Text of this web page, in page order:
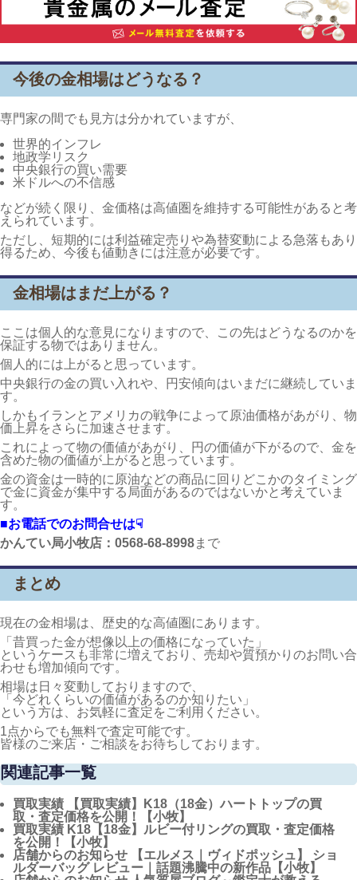
今後の金相場はどうなる？
専門家の間でも見方は分かれていますが、
世界的インフレ
地政学リスク
中央銀行の買い需要
米ドルへの不信感
などが続く限り、金価格は高値圏を維持する可能性があると考
えられています。
ただし、短期的には利益確定売りや為替変動による急落もあり
得るため、今後も値動きには注意が必要です。
金相場はまだ上がる？
ここは個人的な意見になりますので、この先はどうなるのかを
保証する物ではありません。
個人的には上がると思っています。
中央銀行の金の買い入れや、円安傾向はいまだに継続していま
す。
しかもイランとアメリカの戦争によって原油価格があがり、物
価上昇をさらに加速させます。
これによって物の価値があがり、円の価値が下がるので、金を
含めた物の価値が上がると思っています。
金の資金は一時的に原油などの商品に回りどこかのタイミング
で金に資金が集中する局面があるのではないかと考えていま
す。
■お電話でのお問合せは☟
かんてい局小牧店：0568-68-8998まで
まとめ
現在の金相場は、歴史的な高値圏にあります。
「昔買った金が想像以上の価格になっていた」
というケースも非常に増えており、売却や質預かりのお問い合
わせも増加傾向です。
相場は日々変動しておりますので、
「今どれくらいの価値があるのか知りたい」
という方は、お気軽に査定をご利用ください。
1点からでも無料で査定可能です。
皆様のご来店・ご相談をお待ちしております。
関連記事一覧
買取実績 【買取実績】K18（18金）ハートトップの買
取・査定価格を公開！【小牧】
買取実績 K18【18金】ルビー付リングの買取・査定価格
を公開！【小牧】
店舗からのお知らせ 【エルメス｜ヴィドポッシュ】 ショ
ルダーバッグ レビュー｜話題沸騰中の新作品【小牧】